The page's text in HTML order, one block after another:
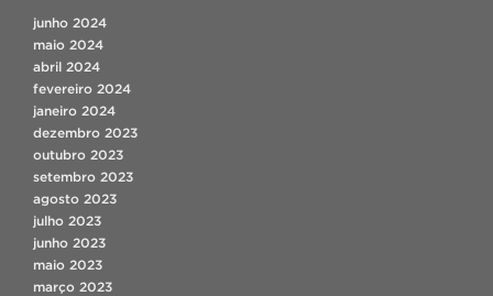
junho 2024
maio 2024
abril 2024
fevereiro 2024
janeiro 2024
dezembro 2023
outubro 2023
setembro 2023
agosto 2023
julho 2023
junho 2023
maio 2023
março 2023